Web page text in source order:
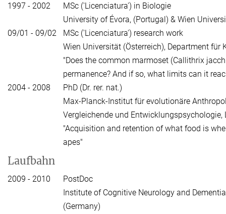
1997 - 2002
MSc ('Licenciatura') in Biologie
University of Évora, (Portugal) & Wien
09/01 - 09/02
MSc ('Licenciatura') research work
Wien Universität (Österreich), Department für
"Does the common marmoset (Callithrix
permanence? And if so, what limits can it
2004 - 2008
PhD (Dr. rer. nat.)
Max-Planck-Institut für evolutionäre
Vergleichende und Entwicklungspsychologie,
"Acquisition and retention of what food is
apes"
Laufbahn
2009 - 2010
PostDoc
Institute of Cognitive Neurology and
(Germany)